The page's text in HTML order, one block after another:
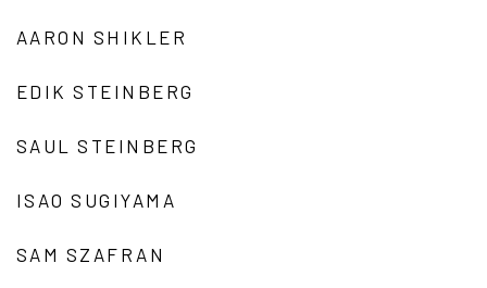
AARON SHIKLER
EDIK STEINBERG
SAUL STEINBERG
ISAO SUGIYAMA
SAM SZAFRAN